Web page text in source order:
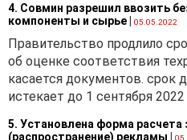
4. Совмин разрешил ввозить
компоненты и сырье| 05.05.2022
Правительство продлило
об оценке соответствия
касается документов. срок
истекает до 1 сентября 2022
5. Установлена форма расчета
(распространение) рекламы |